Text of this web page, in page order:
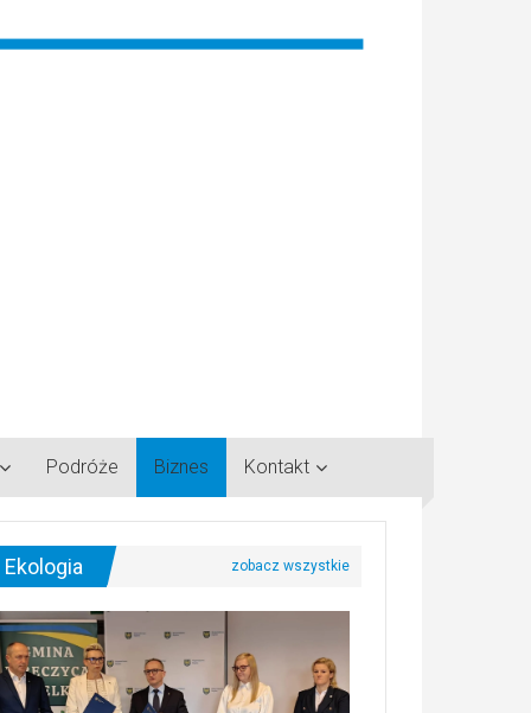
Podróże Biznes Kontakt
Ekologia